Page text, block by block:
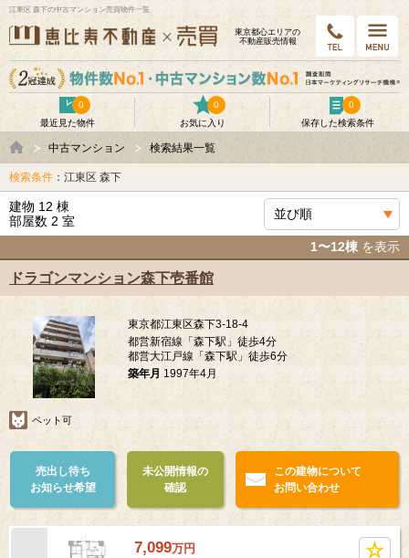
江東区 森下の中古マンション売買物件一覧
東京都⼼エリアの
不動産販売情報
最近見た物件
0
お気に入り
0
保存した検索条件
0
中古マンション 検索結果一覧
検索条件 ：江東区 森下
建物 12 棟
部屋数 2 室
1〜12棟 を表示
ドラゴンマンション森下壱番館
東京都江東区森下3-18-4
都営新宿線「森下駅」徒歩4分
都営大江戸線「森下駅」徒歩6分
築年月 1997年4月
ペット可
売出し待ち
お知らせ希望
未公開情報の
確認
この建物について
お問い合わせ
7,099万円